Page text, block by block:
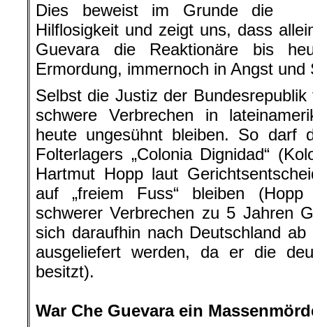
Dies beweist im Grunde die
Hilflosigkeit und zeigt uns, dass
Guevara die Reaktionäre bis
Ermordung, immernoch in Angst
Selbst die Justiz der
schwere Verbrechen in
heute ungesühnt bleiben. So darf
Folterlagers „Colonia Dignidad“
Hartmut Hopp laut
auf „freiem Fuss“ bleiben
schwerer Verbrechen zu 5 Jahren
sich daraufhin nach Deutschland
ausgeliefert werden, da er die
besitzt).
War Che Guevara ein